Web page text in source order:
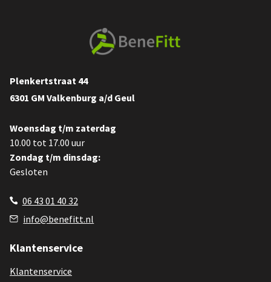
Plenkertstraat 44
6301 GM Valkenburg a/d Geul
Woensdag t/m zaterdag
10.00 tot 17.00 uur
Zondag t/m dinsdag:
Gesloten
06 43 01 40 32
info@benefitt.nl
Klantenservice
Klantenservice